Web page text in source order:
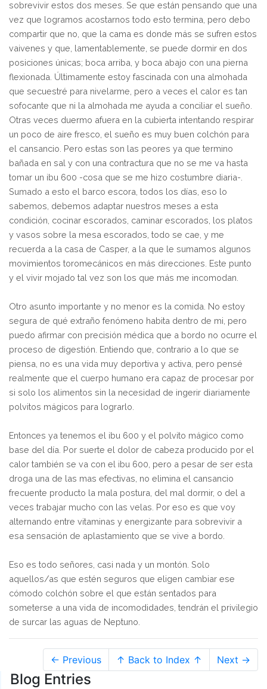
sobrevivir estos dos meses. Se que están pensando que una
vez que logramos acostarnos todo esto termina, pero debo
compartir que no, que la cama es donde más se sufren estos
vaivenes y que, lamentablemente, se puede dormir en dos
posiciones únicas; boca arriba, y boca abajo con una pierna
flexionada. Últimamente estoy fascinada con una almohada
que secuestré para nivelarme, pero a veces el calor es tan
sofocante que ni la almohada me ayuda a conciliar el sueño.
Otras veces duermo afuera en la cubierta intentando respirar
un poco de aire fresco, el sueño es muy buen colchón para
el cansancio. Pero estas son las peores ya que termino
bañada en sal y con una contractura que no se me va hasta
tomar un ibu 600 -cosa que se me hizo costumbre diaria-.
Sumado a esto el barco escora, todos los días, eso lo
sabemos, debemos adaptar nuestros meses a esta
condición, cocinar escorados, caminar escorados, los platos
y vasos sobre la mesa escorados, todo se cae, y me
recuerda a la casa de Casper, a la que le sumamos algunos
movimientos toromecánicos en más direcciones. Este punto
y el vivir mojado tal vez son los que más me incomodan.
Otro asunto importante y no menor es la comida. No estoy
segura de qué extraño fenómeno habita dentro de mi, pero
puedo afirmar con precisión médica que a bordo no ocurre el
proceso de digestión. Entiendo que, contrario a lo que se
piensa, no es una vida muy deportiva y activa, pero pensé
realmente que el cuerpo humano era capaz de procesar por
si solo los alimentos sin la necesidad de ingerir diariamente
polvitos mágicos para lograrlo.
Entonces ya tenemos el ibu 600 y el polvito mágico como
base del día. Por suerte el dolor de cabeza producido por el
calor también se va con el ibu 600, pero a pesar de ser esta
droga una de las mas efectivas, no elimina el cansancio
frecuente producto la mala postura, del mal dormir, o del a
veces trabajar mucho con las velas. Por eso es que voy
alternando entre vitaminas y energizante para sobrevivir a
esa sensación de aplastamiento que se vive a bordo.
Eso es todo señores, casi nada y un montón. Solo
aquellos/as que estén seguros que eligen cambiar ese
cómodo colchón sobre el que están sentados para
someterse a una vida de incomodidades, tendrán el privilegio
de surcar las aguas de Neptuno.
← Previous ↑ Back to Index ↑ Next →
Blog Entries